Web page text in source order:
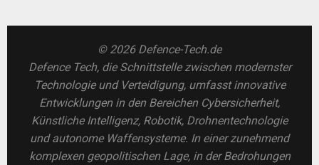
© 2026 Defence-Tech.de
Defence Tech, die Schnittstelle zwischen modernster
Technologie und Verteidigung, umfasst innovative
Entwicklungen in den Bereichen Cybersicherheit,
Künstliche Intelligenz, Robotik, Drohnentechnologie
und autonome Waffensysteme. In einer zunehmend
komplexen geopolitischen Lage, in der Bedrohungen